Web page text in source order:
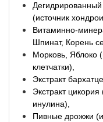
(источник
Витаминно-
Шпинат, Корень
Морковь, Яблоко
клетчатки),
Экстракт
Экстракт
инулина),
Пивные дрожжи